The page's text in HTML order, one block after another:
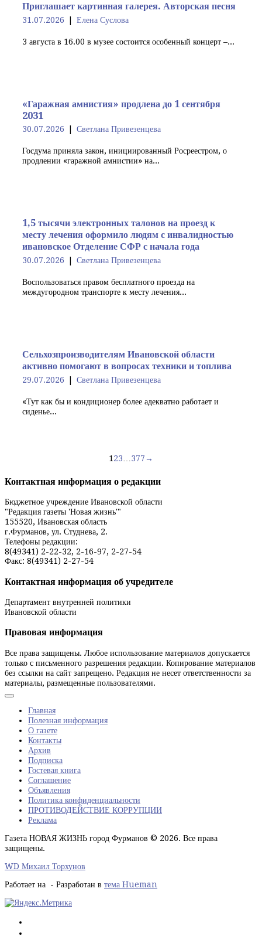
Приглашает картинная галерея. Авторская песня
31.07.2026 Елена Суслова
3 августа в 16.00 в музее состоится особенный концерт –...
«Гаражная амнистия» продлена до 1 сентября
2031
30.07.2026 Светлана Привезенцева
Госдума приняла закон, инициированный Росреестром, о
продлении «гаражной амнистии» на...
1,5 тысячи электронных талонов на проезд к
месту лечения оформило людям с инвалидностью
ивановское Отделение СФР с начала года
30.07.2026 Светлана Привезенцева
Воспользоваться правом бесплатного проезда на
междугородном транспорте к месту лечения...
Сельхозпроизводителям Ивановской области
активно помогают в вопросах техники и топлива
29.07.2026 Светлана Привезенцева
«Тут как бы и кондиционер более адекватно работает и
сиденье...
по
123 377→
Контактная информация о редакции
Бюджетное учреждение Ивановской области
"Редакция газеты 'Новая жизнь'"
155520, Ивановская область
г.Фурманов, ул. Студнева, 2.
Телефоны редакции:
8(49341) 2-22-32, 2-16-97, 2-27-54
Факс: 8(49341) 2-27-54
Контактная информация об учредителе
Департамент внутренней политики
Ивановской области
Правовая информация
Все права защищены. Любое использование материалов допускается
только с письменного разрешения редакции. Копирование материалов
без ссылки на сайт запрещено. Редакция не несет ответственности за
материалы, размещенные пользователями.
Главная
Полезная информация
О газете
Контакты
Архив
Подписка
Гостевая книга
Соглашение
Объявления
Политика конфиденциальности
ПРОТИВОДЕЙСТВИЕ КОРРУПЦИИ
Реклама
Газета НОВАЯ ЖИЗНЬ город Фурманов © 2026. Все права
защищены.
WD Михаил Торхунов
Работает на - Разработан в тема Hueman